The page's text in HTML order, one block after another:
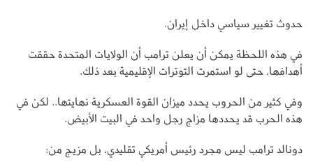
حدوث تغيير سياسي داخل إيران.
في هذه اللحظة يمكن أن يعلن ترامب أن الولايات المتحدة حققت
أهدافها، حتى لو استمرت التوترات الإقليمية بعد ذلك.
وفي كثير من الحروب يحدد ميزان القوة العسكرية نهايتها.. لكن في
هذه الحرب قد يحددها مزاج رجل واحد في البيت الأبيض.
دونالد ترامب ليس مجرد رئيس أمريكي تقليدي، بل مزيج من: